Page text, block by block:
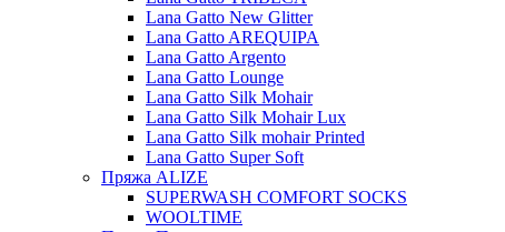
Lana Gatto New Glitter
Lana Gatto AREQUIPA
Lana Gatto Argento
Lana Gatto Lounge
Lana Gatto Silk Mohair
Lana Gatto Silk Mohair Lux
Lana Gatto Silk mohair Printed
Lana Gatto Super Soft
Пряжа ALIZE
SUPERWASH COMFORT SOCKS
WOOLTIME